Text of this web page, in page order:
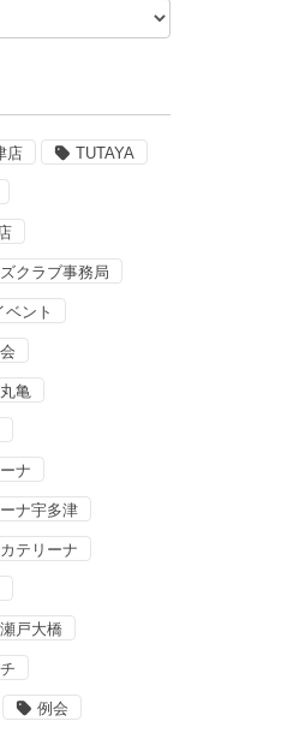
店 TUTAYA
クラブ事務局
ベント
亀
ナ
ナ宇多津
テリーナ
戸大橋
例会